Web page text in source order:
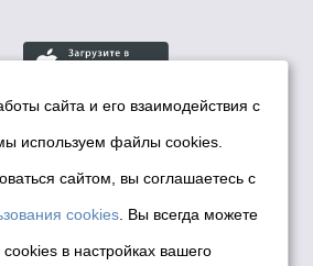
политики мэрии
2026
Cookies
персональных
сайта и его взаимодействия с
используем файлы cookies.
сайтом, вы соглашаетесь с
cookies . Вы всегда можете
в настройках вашего